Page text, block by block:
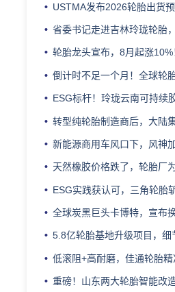
USTMA发布2026轮胎出货预测：全年
省委书记走进吉林玲珑轮胎，点赞轮
轮胎龙头宣布，8月起涨10%
倒计时不足一个月！全球轮胎轮毂盛会即
ESG标杆！玲珑云南可持续胶园项目获
转型纯轮胎制造商后，大陆集团交
新能源商用车风口下，风神加码卡
天然橡胶价格跌了，轮胎厂为何还不敢
ESG实践获认可，三角轮胎斩获绿色发
全球炭黑巨头卡博特，宣布
5.8亿轮胎基地升级项目，细
低滚阻+高耐磨，佳通轮胎精准切入新能
重磅！山东两大轮胎智能改造项